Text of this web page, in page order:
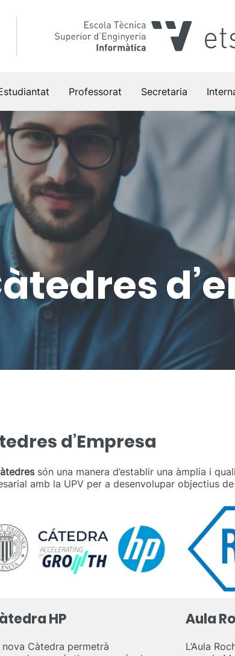
Professorat Secretaria
d’Empresa
són una manera d’establir una àmplia i
amb la UPV per a desenvolupar objectius
HP
nova Càtedra permetrà
Aula
L’Aula